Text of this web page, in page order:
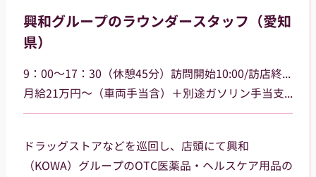
興和グループのラウンダースタッフ（愛知
県）
9：00～17：30（休憩45分）訪問開始10:00/訪店終了17:00
月給21万円～（車両手当含）＋別途ガソリン手当支給 その他手当あり
ドラッグストアなどを巡回し、店頭にて興和
（KOWA）グループのOTC医薬品・ヘルスケア用品の